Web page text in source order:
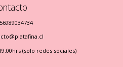
(solo redes sociales)